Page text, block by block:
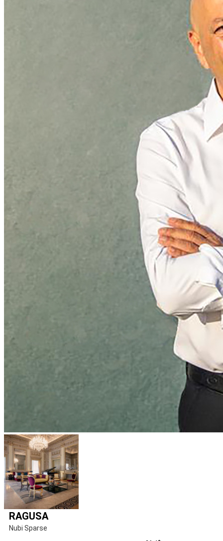
RAGUSA
Nubi Sparse